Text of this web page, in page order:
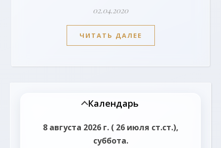
02.04.2020
ЧИТАТЬ ДАЛЕЕ
Календарь
8 августа 2026 г. ( 26 июля ст.ст.),
суббота.